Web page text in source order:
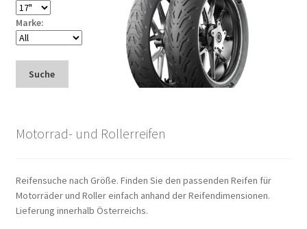
Marke:
Suche
Motorrad- und Rollerreifen
Reifensuche nach Größe. Finden Sie den passenden Reifen für
Motorräder und Roller einfach anhand der Reifendimensionen.
Lieferung innerhalb Österreichs.